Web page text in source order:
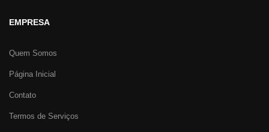
EMPRESA
Quem Somos
Página Inicial
Contato
Termos de Serviços